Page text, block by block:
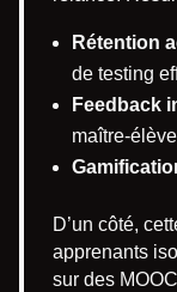
Rétention
de testing
Feedback
maître-
D’un côté,
apprenants
sur des